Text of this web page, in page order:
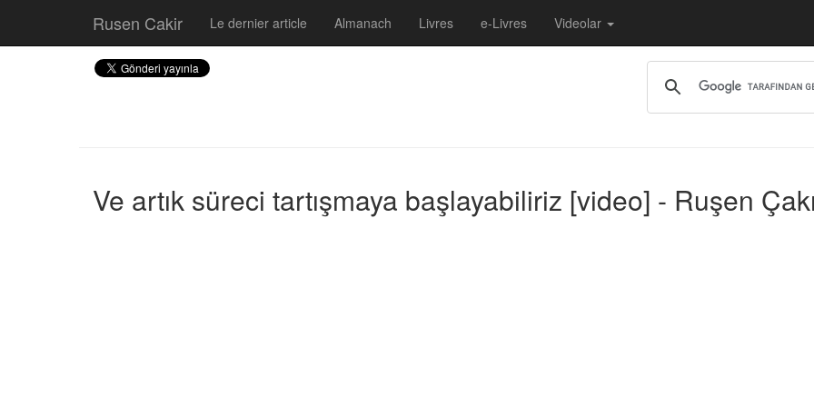
Rusen Cakir Le dernier article Almanach Livres e-Livres Videolar
Ve artık süreci tartışmaya başlayabiliriz [video] - Ruşen